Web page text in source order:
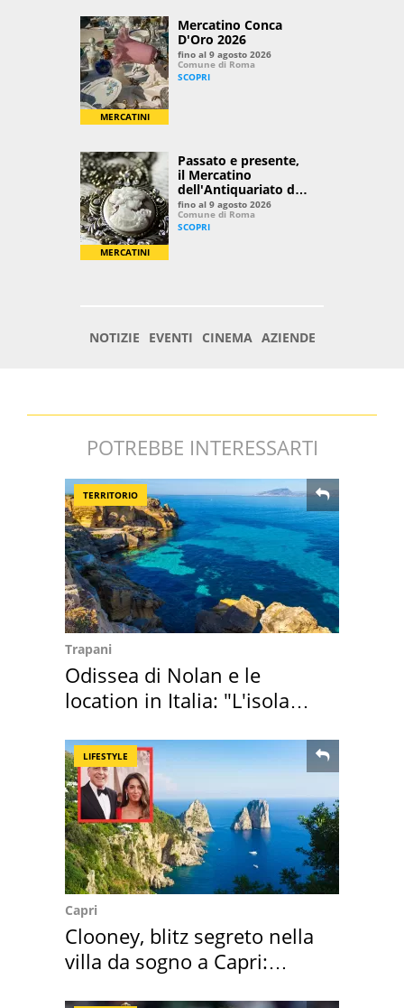
POTREBBE INTERESSARTI
TERRITORIO
Trapani
Odissea di Nolan e le
location in Italia: "L'isola
LIFESTYLE
Capri
Clooney, blitz segreto nella
villa da sogno a Capri: